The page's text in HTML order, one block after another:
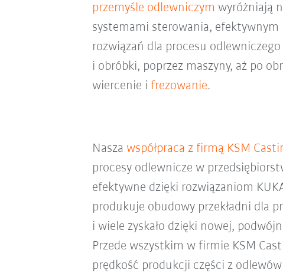
przemyśle odlewniczym wyróżniają
systemami sterowania,
rozwiązań dla procesu
i obróbki, poprzez maszyny, aż po
wiercenie i frezowanie.
Nasza współpraca z firmą KSM
procesy odlewnicze w
efektywne dzięki rozwiązaniom
produkuje obudowy przekładni dla
i wiele zyskało dzięki nowej,
Przede wszystkim w firmie KSM
prędkość produkcji części z